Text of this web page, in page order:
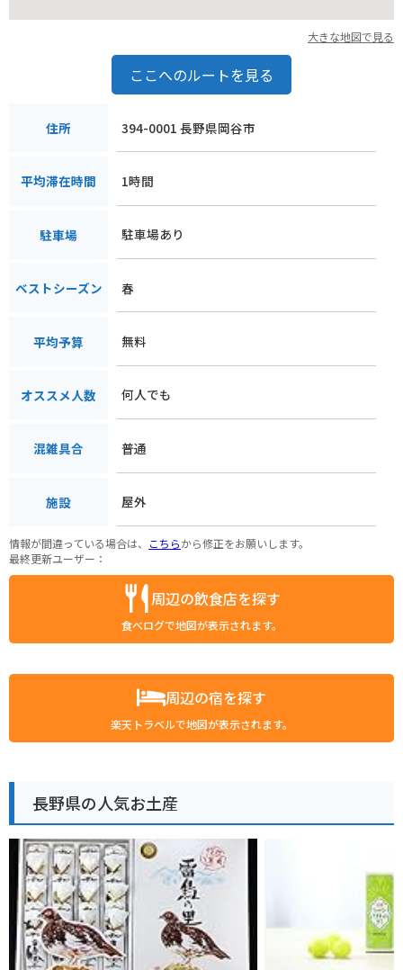
大きな地図で見る
ここへのルートを見る
住所 394-0001 長野県岡谷市
平均滞在時間 1時間
駐車場 駐車場あり
ベストシーズン 春
平均予算 無料
オススメ人数 何人でも
混雑具合 普通
施設 屋外
情報が間違っている場合は、 こちらから修正をお願いします。
最終更新ユーザー：
周辺の飲食店を探す
食べログで地図が表示されます。
周辺の宿を探す
楽天トラベルで地図が表示されます。
長野県の人気お土産